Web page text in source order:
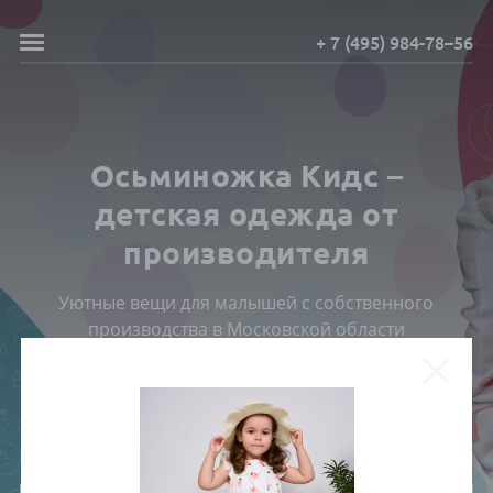
+ 7 (495) 984-78–56
Осьминожка Кидс –
детская одежда от
производителя
Уютные вещи для малышей с собственного
производства в Московской области
ПОСМОТРЕТЬ КАТАЛОГ